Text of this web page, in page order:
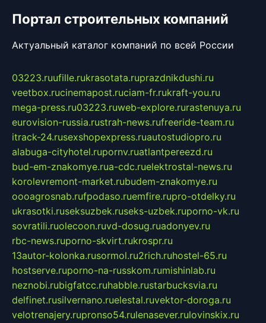
Портал строительных компаний
Актуальный каталог компаний по всей России
03223.ruufille.rukrasotata.ruprazdnikdushi.ru
veetbox.rucinemapost.ruciam-fr.rukraft-you.ru
mega-press.ru03223.ruweb-explore.rurastenuya.ru
eurovision-russia.rustrah-news.rufreeride-team.ru
itrack-24.rusexshopexpress.ruautostudiopro.ru
alabuga-cityhotel.rupornv.ruatlantpereezd.ru
bud-em-znakomye.rua-cdc.ruelektrostal-news.ru
korolevremont-market.rubudem-znakomye.ru
oooagrosnab.rufpodaso.ruemfire.rupro-otdelky.ru
ukrasotki.ruseksuzbek.ruseks-uzbek.ruporno-vk.ru
sovratili.ruolecoon.ruvd-dosug.ruadonyev.ru
rbc-news.ruporno-skvirt.rukrospr.ru
13autor-kolonka.rusormol.ru2rich.ruhostel-65.ru
hostserve.ruporno-na-russkom.rumishinlab.ru
neznobi.rubigfatcc.ruhabble.rustarbucksvia.ru
delfinet.rusilvernano.ruelestal.ruvektor-doroga.ru
velotrenajery.rupronso54.rulenasever.rulovinskix.ru